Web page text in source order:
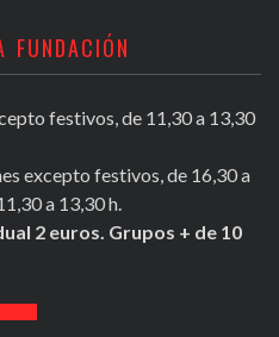
festivos, de 11,30 a 13,30
excepto festivos, de 16,30 a
a 13,30 h.
2 euros. Grupos + de 10